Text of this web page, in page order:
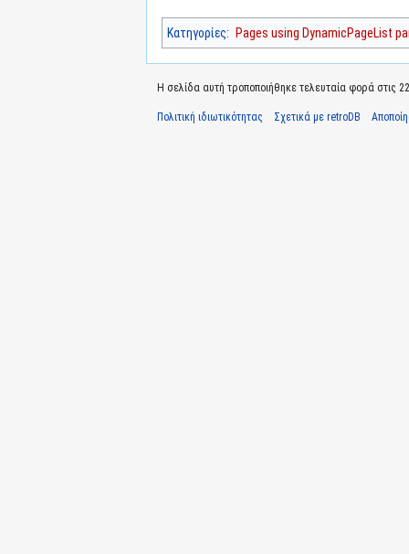
Κατηγορίες: Pages using DynamicPageList
Η σελίδα αυτή τροποποιήθηκε τελευταία φορά στις 22
Πολιτική ιδιωτικότητας Σχετικά με retroDB